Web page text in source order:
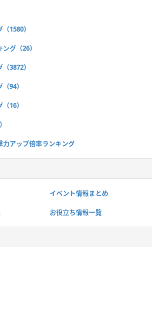
1580）
グ（26）
3872）
94）
16）
力アップ倍率ランキング
イベント情報まとめ
お役立ち情報一覧